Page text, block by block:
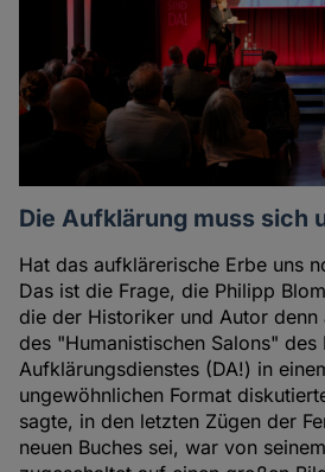
Die Aufklärung muss sich
Hat das aufklärerische Erbe uns
Das ist die Frage, die Philipp
die der Historiker und Autor denn
des "Humanistischen Salons"
Aufklärungsdienstes (DA!) in
ungewöhnlichen Format
sagte, in den letzten Zügen der
neuen Buches sei, war von